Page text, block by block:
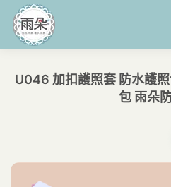
U046 加扣護照套 防水護
包 雨朵